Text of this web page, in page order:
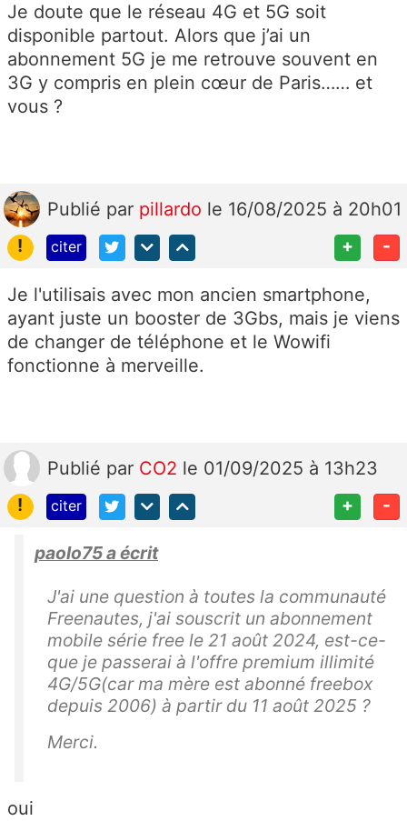
Je doute que le réseau 4G et 5G soit
disponible partout. Alors que j’ai un
abonnement 5G je me retrouve souvent en
3G y compris en plein cœur de Paris…… et
vous ?
Publié par pillardo le 16/08/2025 à 20h01
!
citer + -
Je l'utilisais avec mon ancien smartphone,
ayant juste un booster de 3Gbs, mais je viens
de changer de téléphone et le Wowifi
fonctionne à merveille.
Publié par CO2 le 01/09/2025 à 13h23
!
citer + -
paolo75 a écrit
J'ai une question à toutes la communauté
Freenautes, j'ai souscrit un abonnement
mobile série free le 21 août 2024, est-ce-
que je passerai à l'offre premium illimité
4G/5G(car ma mère est abonné freebox
depuis 2006) à partir du 11 août 2025 ?
Merci.
oui